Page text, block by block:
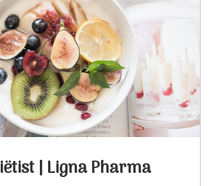
| Ligna Pharma